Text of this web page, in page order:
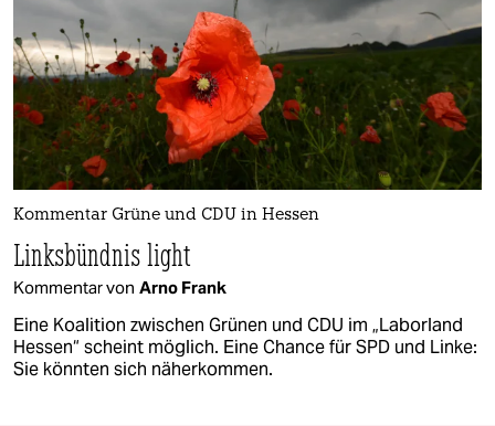
Kommentar Grüne und CDU in Hessen
Linksbündnis light
Kommentar von Arno Frank
Eine Koalition zwischen Grünen und CDU im „Laborland
Hessen“ scheint möglich. Eine Chance für SPD und Linke:
Sie könnten sich näherkommen.